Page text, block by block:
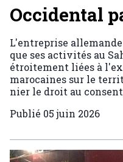
Occidental
L'entreprise
que ses activités au
étroitement liées à
marocaines sur le
nier le droit au
Publié 05 juin 2026